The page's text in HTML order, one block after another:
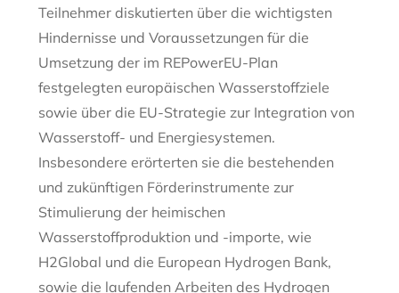
Teilnehmer diskutierten über die wichtigsten
Hindernisse und Voraussetzungen für die
Umsetzung der im REPowerEU-Plan
festgelegten europäischen Wasserstoffziele
sowie über die EU-Strategie zur Integration von
Wasserstoff- und Energiesystemen.
Insbesondere erörterten sie die bestehenden
und zukünftigen Förderinstrumente zur
Stimulierung der heimischen
Wasserstoffproduktion und -importe, wie
H2Global und die European Hydrogen Bank,
sowie die laufenden Arbeiten des Hydrogen